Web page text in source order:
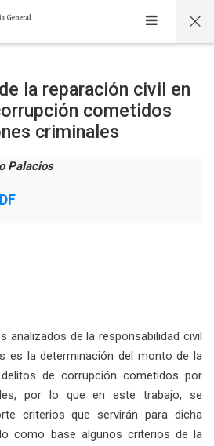
la reparación civil en
cometidos
criminales
Palacios
analizados de la responsabilidad civil
es la determinación del monto de la
de corrupción cometidos por
por lo que en este trabajo, se
criterios que servirán para dicha
como base algunos criterios de la